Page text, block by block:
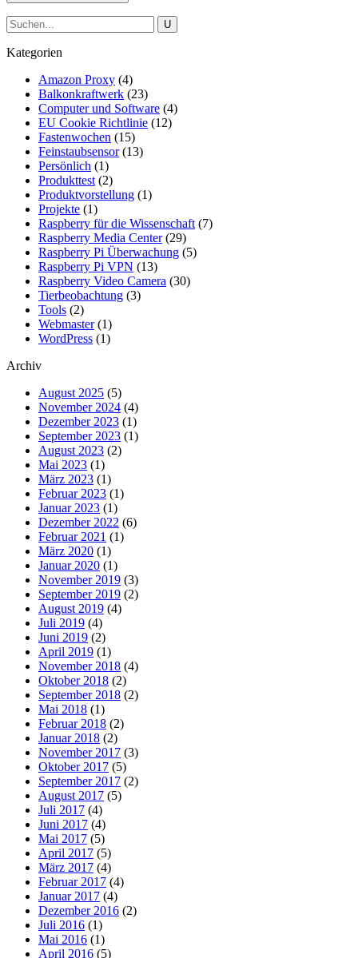
Kategorien
Amazon Proxy (4)
Balkonkraftwerk (23)
Computer und Software (4)
EU Cookie Richtlinie (12)
Fastenwochen (15)
Feinstaubsensor(13)
Persönlich (1)
Produkttest (2)
Produktvorstellung (1)
Projekte (1)
Raspberry für die Wissenschaft (7)
Raspberry Media Center(29)
Raspberry Pi Überwachung (5)
Raspberry Pi VPN (13)
Raspberry Video Camera (30)
Tierbeobachtung (3)
Tools (2)
Webmaster(1)
WordPress (1)
Archiv
August 2025 (5)
November 2024 (4)
Dezember 2023 (1)
September 2023 (1)
August 2023 (2)
Mai 2023 (1)
März 2023 (1)
Februar 2023 (1)
Januar 2023 (1)
Dezember 2022 (6)
Februar 2021 (1)
März 2020 (1)
Januar 2020 (1)
November 2019 (3)
September 2019 (2)
August 2019 (4)
Juli 2019 (4)
Juni 2019 (2)
April 2019 (1)
November 2018 (4)
Oktober 2018 (2)
September 2018 (2)
Mai 2018 (1)
Februar 2018 (2)
Januar 2018 (2)
November 2017 (3)
Oktober 2017 (5)
September 2017 (2)
August 2017 (5)
Juli 2017 (4)
Juni 2017 (4)
Mai 2017 (5)
April 2017 (5)
März 2017 (4)
Februar 2017 (4)
Januar 2017 (4)
Dezember 2016 (2)
Juli 2016 (1)
Mai 2016 (1)
April 2016 (5)